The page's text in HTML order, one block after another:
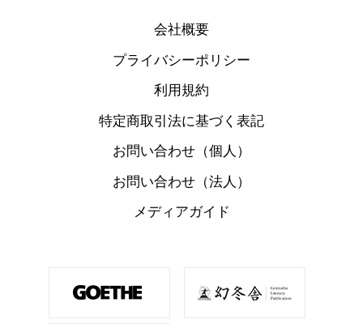
会社概要
プライバシーポリシー
利用規約
特定商取引法に基づく表記
お問い合わせ（個人）
お問い合わせ（法人）
メディアガイド